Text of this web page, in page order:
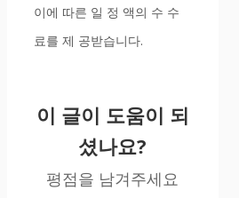
이에 따른 일 정 액의 수 수
료를 제 공받습니다.
이 글이 도움이 되
셨나요?
평점을 남겨주세요